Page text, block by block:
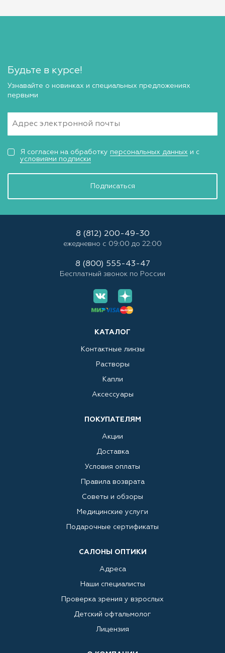
Будьте в курсе!
Узнавайте о новинках и специальных предложениях
первыми
Подписаться
Я согласен на обработку персональных данных и с
условиями подписки
КАТАЛОГ
Контактные линзы
Растворы
Капли
Аксессуары
ПОКУПАТЕЛЯМ
Акции
Доставка
Условия оплаты
Правила возврата
Советы и обзоры
Медицинские услуги
Подарочные сертификаты
САЛОНЫ ОПТИКИ
Адреса
Наши специалисты
Проверка зрения у взрослых
Детский офтальмолог
Лицензия
8 (812) 200-49-30
ежедневно с 09:00 до 22:00
8 (800) 555-43-47
Бесплатный звонок по России